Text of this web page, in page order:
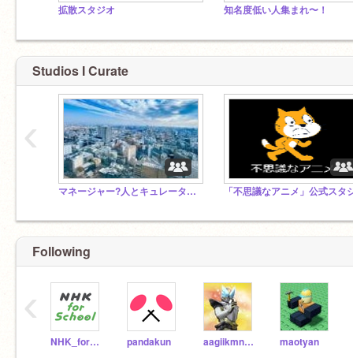
拡散スタジオ 知名度低い人集まれ〜！
Studios I Curate
マネージャー?人とキュレーターたち(ほぼ0)のためのスタジオ
‹
Following
NHK_for_School pandakun aagiikmntuuz maotyan
‹